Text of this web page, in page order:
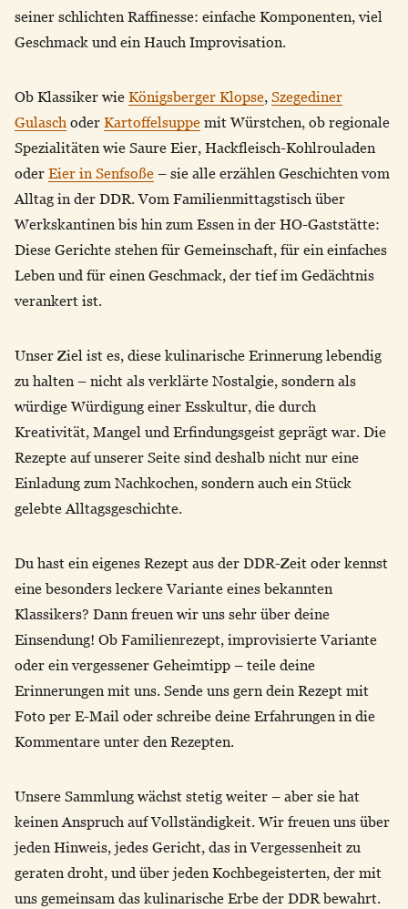
seiner schlichten Raffinesse: einfache Komponenten, viel
Geschmack und ein Hauch Improvisation.
Ob Klassiker wie Königsberger Klopse, Szegediner
Gulasch oder Kartoffelsuppe mit Würstchen, ob regionale
Spezialitäten wie Saure Eier, Hackfleisch-Kohlrouladen
oder Eier in Senfsoße – sie alle erzählen Geschichten vom
Alltag in der DDR. Vom Familienmittagstisch über
Werkskantinen bis hin zum Essen in der HO-Gaststätte:
Diese Gerichte stehen für Gemeinschaft, für ein einfaches
Leben und für einen Geschmack, der tief im Gedächtnis
verankert ist.
Unser Ziel ist es, diese kulinarische Erinnerung lebendig
zu halten – nicht als verklärte Nostalgie, sondern als
würdige Würdigung einer Esskultur, die durch
Kreativität, Mangel und Erfindungsgeist geprägt war. Die
Rezepte auf unserer Seite sind deshalb nicht nur eine
Einladung zum Nachkochen, sondern auch ein Stück
gelebte Alltagsgeschichte.
Du hast ein eigenes Rezept aus der DDR-Zeit oder kennst
eine besonders leckere Variante eines bekannten
Klassikers? Dann freuen wir uns sehr über deine
Einsendung! Ob Familienrezept, improvisierte Variante
oder ein vergessener Geheimtipp – teile deine
Erinnerungen mit uns. Sende uns gern dein Rezept mit
Foto per E-Mail oder schreibe deine Erfahrungen in die
Kommentare unter den Rezepten.
Unsere Sammlung wächst stetig weiter – aber sie hat
keinen Anspruch auf Vollständigkeit. Wir freuen uns über
jeden Hinweis, jedes Gericht, das in Vergessenheit zu
geraten droht, und über jeden Kochbegeisterten, der mit
uns gemeinsam das kulinarische Erbe der DDR bewahrt.